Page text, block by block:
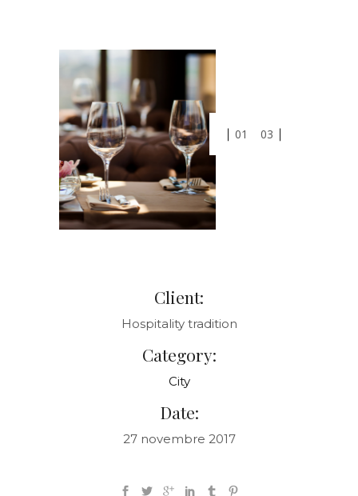
01 03
Client:
Hospitality tradition
Category:
City
Date:
27 novembre 2017